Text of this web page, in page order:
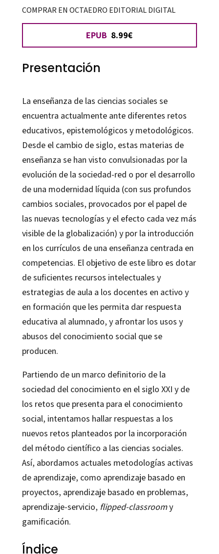
de
aprendizaje
COMPRAR EN OCTAEDRO EDITORIAL DIGITAL
EPUB 8.99€
Presentación
La enseñanza de las ciencias sociales se
encuentra actualmente ante diferentes retos
educativos, epistemológicos y metodológicos.
Desde el cambio de siglo, estas materias de
enseñanza se han visto convulsionadas por la
evolución de la sociedad-red o por el desarrollo
de una modernidad líquida (con sus profundos
cambios sociales, provocados por el papel de
las nuevas tecnologías y el efecto cada vez más
visible de la globalización) y por la introducción
en los currículos de una enseñanza centrada en
competencias. El objetivo de este libro es dotar
de suficientes recursos intelectuales y
estrategias de aula a los docentes en activo y
en formación que les permita dar respuesta
educativa al alumnado, y afrontar los usos y
abusos del conocimiento social que se
producen.
Partiendo de un marco definitorio de la
sociedad del conocimiento en el siglo XXI y de
los retos que presenta para el conocimiento
social, intentamos hallar respuestas a los
nuevos retos planteados por la incorporación
del método científico a las ciencias sociales.
Así, abordamos actuales metodologías activas
de aprendizaje, como aprendizaje basado en
proyectos, aprendizaje basado en problemas,
aprendizaje-servicio, flipped-classroomy
gamificación.
Índice